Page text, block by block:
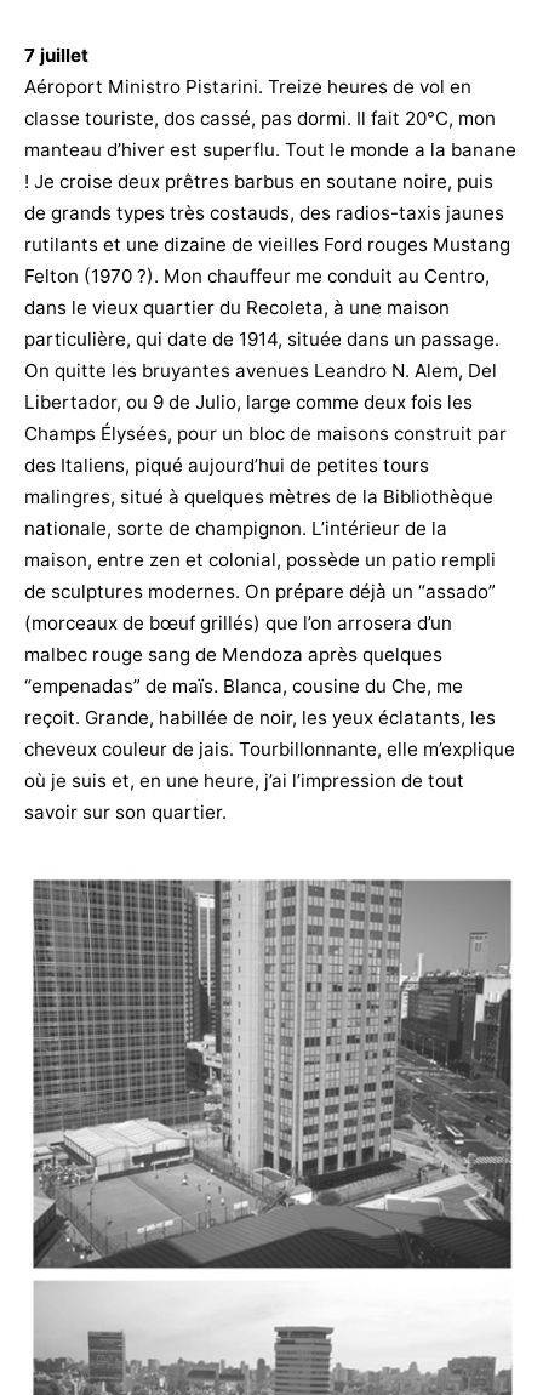
7 juillet
Aéroport Ministro Pistarini. Treize heures de vol en
classe touriste, dos cassé, pas dormi. Il fait 20°C, mon
manteau d’hiver est superflu. Tout le monde a la banane
! Je croise deux prêtres barbus en soutane noire, puis
de grands types très costauds, des radios-taxis jaunes
rutilants et une dizaine de vieilles Ford rouges Mustang
Felton (1970 ?). Mon chauffeur me conduit au Centro,
dans le vieux quartier du Recoleta, à une maison
particulière, qui date de 1914, située dans un passage.
On quitte les bruyantes avenues Leandro N. Alem, Del
Libertador, ou 9 de Julio, large comme deux fois les
Champs Élysées, pour un bloc de maisons construit par
des Italiens, piqué aujourd’hui de petites tours
malingres, situé à quelques mètres de la Bibliothèque
nationale, sorte de champignon. L’intérieur de la
maison, entre zen et colonial, possède un patio rempli
de sculptures modernes. On prépare déjà un “assado”
(morceaux de bœuf grillés) que l’on arrosera d’un
malbec rouge sang de Mendoza après quelques
“empenadas” de maïs. Blanca, cousine du Che, me
reçoit. Grande, habillée de noir, les yeux éclatants, les
cheveux couleur de jais. Tourbillonnante, elle m’explique
où je suis et, en une heure, j’ai l’impression de tout
savoir sur son quartier.